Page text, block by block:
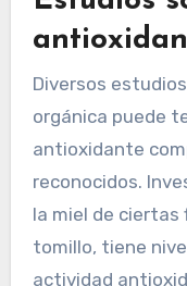
Diversos
orgánica puede
antioxidante
reconocidos.
la miel de ciertas
tomillo, tiene
actividad